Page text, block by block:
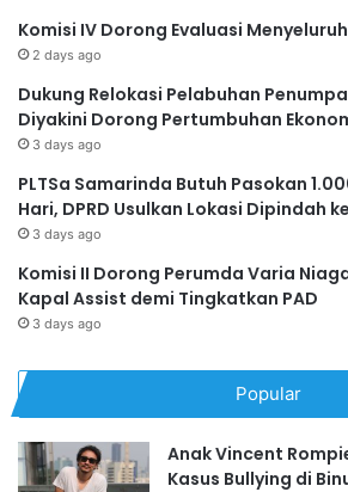
Komisi IV Dorong Evaluasi
2 days ago
Dukung Relokasi Pelabuhan
Diyakini Dorong Pertumbuhan
3 days ago
PLTSa Samarinda Butuh Pasokan
Hari, DPRD Usulkan Lokasi Dipindah
3 days ago
Komisi II Dorong Perumda Varia
Kapal Assist demi Tingkatkan PAD
3 days ago
Popular
Anak Vincent
Kasus Bullying di